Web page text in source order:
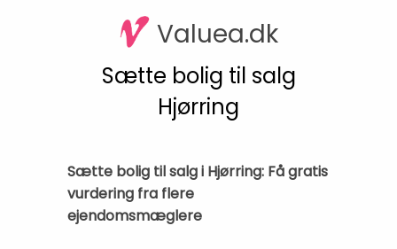
Valuea.dk
Sætte bolig til salg
Hjørring
Sætte bolig til salg i Hjørring: Få gratis
vurdering fra flere
ejendomsmæglere